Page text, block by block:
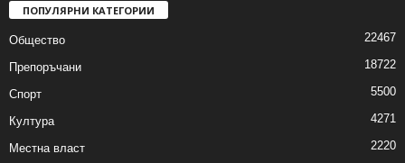
ПОПУЛЯРНИ КАТЕГОРИИ
Общество 22467
Препоръчани 18722
Спорт 5500
Култура 4271
Местна власт 2220